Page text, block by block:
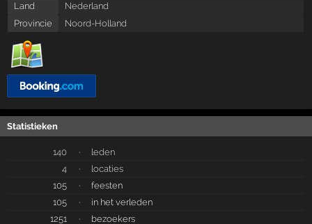
Land
Nederland
Provincie
Noord-Holland
Statistieken
140 ·
leden
4
·
locaties
105
·
feesten
105
·
in het verleden
1251
· bezoekers